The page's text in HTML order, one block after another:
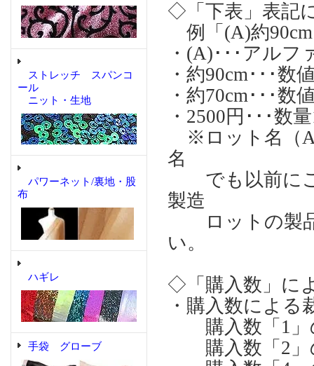
ストレッチ スパンコ
ール
ニット・生地
パワーネット/裏地・股
布
ハギレ
手袋 グローブ
◇「下表」表記
例「(A)約
・(A)･･･アル
・約90cm･･･
・約70cm･･･
・2500円･･･数
※ロット名（
名
でも以前にご
製造
ロットの製品
い。
◇「購入数」に
・購入数による
購入数「1」
購入数「2」